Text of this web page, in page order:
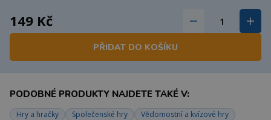
149 Kč
PŘIDAT DO KOŠÍKU
PODOBNÉ PRODUKTY NAJDETE TAKÉ V:
Hry a hračky Společenské hry Vědomostní a kvízové hry